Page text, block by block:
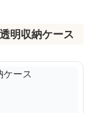
明収納ケース